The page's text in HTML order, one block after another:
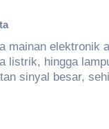
mainan elektronik
listrik, hingga
sinyal besar,